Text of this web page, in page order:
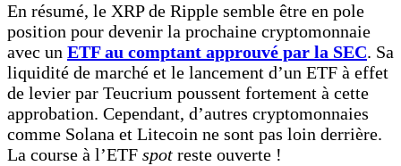
En résumé, le XRP de Ripple semble être en pole
position pour devenir la prochaine cryptomonnaie
avec un ETF au comptant approuvé par la SEC. Sa
liquidité de marché et le lancement d’un ETF à effet
de levier par Teucrium poussent fortement à cette
approbation. Cependant, d’autres cryptomonnaies
comme Solana et Litecoin ne sont pas loin derrière.
La course à l’ETF spot reste ouverte !